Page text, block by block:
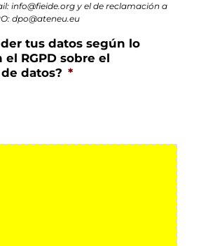
info@fieide.org y el de reclamación a
dpo@ateneu.eu
tus datos según lo
RGPD sobre el
datos? *